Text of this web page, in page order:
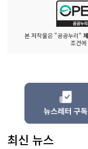
본 저작물은 "공공누리"
조건
최신 뉴스